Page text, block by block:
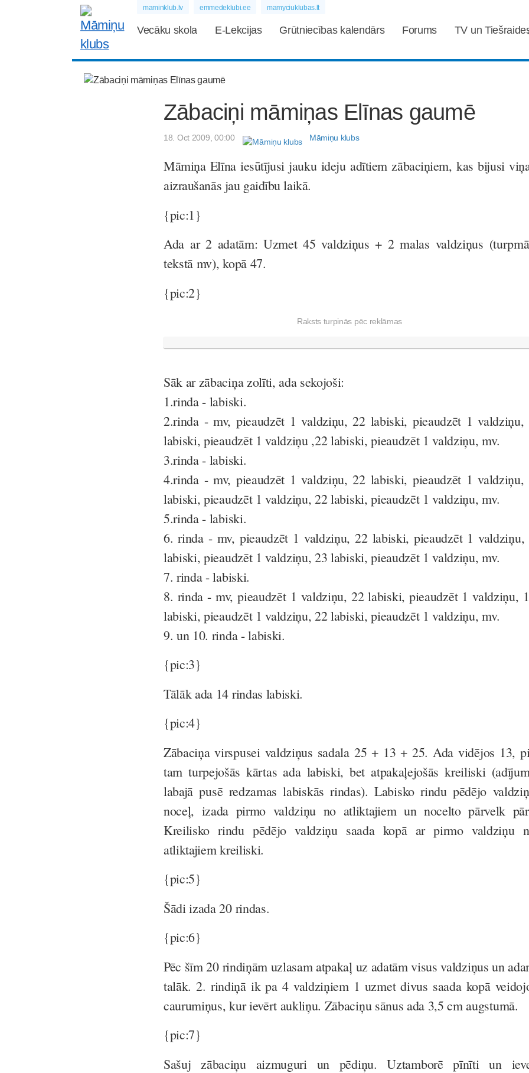
maminklub.lv emmedeklubi.ee mamyciuklubas.lt
Vecāku skola E-Lekcijas Grūtniecības kalendārs Forums TV un
Zābaciņi māmiņas Elīnas gaumē
18. Oct 2009, 00:00 Māmiņu klubs
Māmiņa Elīna iesūtījusi jauku ideju adītiem zābaciņiem, kas bijusi
aizraušanās jau gaidību laikā.
{pic:1}
Ada ar 2 adatām: Uzmet 45 valdziņus + 2 malas valdziņus
tekstā mv), kopā 47.
{pic:2}
Raksts turpinās pēc reklāmas
Sāk ar zābaciņa zolīti, ada sekojoši:
1.rinda - labiski.
2.rinda - mv, pieaudzēt 1 valdziņu, 22 labiski, pieaudzēt 1 valdziņu,
labiski, pieaudzēt 1 valdziņu ,22 labiski, pieaudzēt 1 valdziņu, mv.
3.rinda - labiski.
4.rinda - mv, pieaudzēt 1 valdziņu, 22 labiski, pieaudzēt 1 valdziņu,
labiski, pieaudzēt 1 valdziņu, 22 labiski, pieaudzēt 1 valdziņu, mv.
5.rinda - labiski.
6. rinda - mv, pieaudzēt 1 valdziņu, 22 labiski, pieaudzēt 1 valdziņu,
labiski, pieaudzēt 1 valdziņu, 23 labiski, pieaudzēt 1 valdziņu, mv.
7. rinda - labiski.
8. rinda - mv, pieaudzēt 1 valdziņu, 22 labiski, pieaudzēt 1 valdziņu,
labiski, pieaudzēt 1 valdziņu, 22 labiski, pieaudzēt 1 valdziņu, mv.
9. un 10. rinda - labiski.
{pic:3}
Tālāk ada 14 rindas labiski.
{pic:4}
Zābaciņa virspusei valdziņus sadala 25 + 13 + 25. Ada vidējos 13,
tam turpejošās kārtas ada labiski, bet atpakaļejošās kreiliski
labajā pusē redzamas labiskās rindas). Labisko rindu pēdējo
noceļ, izada pirmo valdziņu no atliktajiem un nocelto pārvelk
Kreilisko rindu pēdējo valdziņu saada kopā ar pirmo valdziņu
atliktajiem kreiliski.
{pic:5}
Šādi izada 20 rindas.
{pic:6}
Pēc šīm 20 rindiņām uzlasam atpakaļ uz adatām visus valdziņus un
talāk. 2. rindiņā ik pa 4 valdziņiem 1 uzmet divus saada kopā
caurumiņus, kur ievērt aukliņu. Zābaciņu sānus ada 3,5 cm augstumā.
{pic:7}
Sašuj zābaciņu aizmuguri un pēdiņu. Uztamborē pīnīti un